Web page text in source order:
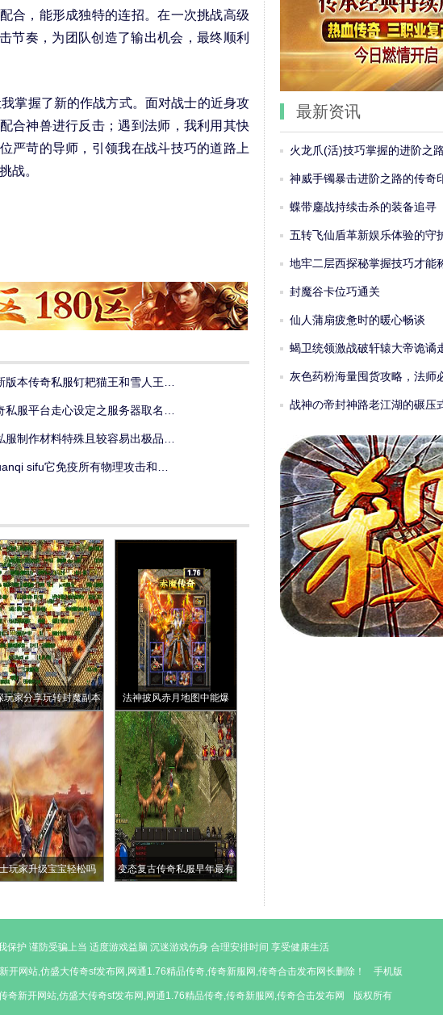
合，能形成独特的连招。在一次挑战高级
节奏，为团队创造了输出机会，最终顺利
握了新的作战方式。面对战士的近身攻
合神兽进行反击；遇到法师，我利用其快
严苛的导师，引领我在战斗技巧的道路上
战。
版本传奇私服钉耙猫王和雪人王…
私服平台走心设定之服务器取名…
服制作材料特殊且较容易出极品…
sifu它免疫所有物理攻击和…
玩家分享玩转封魔副本 法神披风赤月地图中能爆
《召唤神兽》的四种怪物最
后一种冷门
玩家升级宝宝轻松吗 变态复古传奇私服早年最有
特修
最新资讯
火龙爪(活)技巧掌握的进阶之路
神威手镯暴击进阶之路的传奇
蝶带鏖战持续击杀的装备追寻
五转飞仙盾革新娱乐体验的守
地牢二层西探秘掌握技巧才能
封魔谷卡位巧通关
仙人蒲扇疲惫时的暖心畅谈
蝎卫统领激战破轩辕大帝诡谲
灰色药粉海量囤货攻略，法师
战神の帝封神路老江湖的碾压
保护 谨防受骗上当 适度游戏益脑 沉迷游戏伤身 合理安排时间 享受健康生活
开网站,仿盛大传奇sf发布网,网通1.76精品传奇,传奇新服网,传奇合击发布网长删除！ 手机版
奇新开网站,仿盛大传奇sf发布网,网通1.76精品传奇,传奇新服网,传奇合击发布网 版权所有